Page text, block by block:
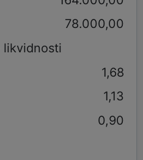
78.000,00
likvidnosti
1,68
1,13
0,90